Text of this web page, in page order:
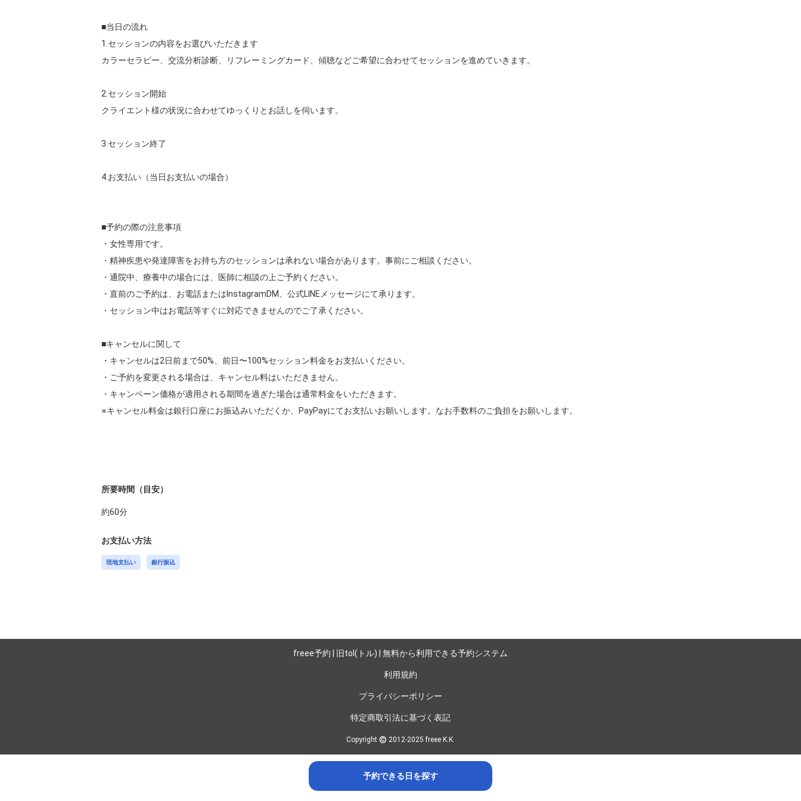
■当日の流れ
1.セッションの内容をお選びいただきます
カラーセラピー、交流分析診断、リフレーミングカード、傾聴などご希望に合わせてセッションを進めていきます。
2.セッション開始
クライエント様の状況に合わせてゆっくりとお話しを伺います。
3.セッション終了
4.お支払い（当日お支払いの場合）
■予約の際の注意事項
・女性専用です。
・精神疾患や発達障害をお持ち方のセッションは承れない場合があります。事前にご相談ください。
・通院中、療養中の場合には、医師に相談の上ご予約ください。
・直前のご予約は、お電話またはInstagramDM、公式LINEメッセージにて承ります。
・セッション中はお電話等すぐに対応できませんのでご了承ください。
■キャンセルに関して
・キャンセルは2日前まで50%、前日〜100%セッション料金をお支払いください。
・ご予約を変更される場合は、キャンセル料はいただきません。
・キャンペーン価格が適用される期間を過ぎた場合は通常料金をいただきます。
※キャンセル料金は銀行口座にお振込みいただくか、PayPayにてお支払いお願いします。なお手数料のご負担をお願いします。
所要時間（目安）
約60分
お支払い方法
現地支払い 銀行振込
予約できる日を探す
freee予約 | 旧tol(トル) | 無料から利用できる予約システム
利用規約
プライバシーポリシー
特定商取引法に基づく表記
Copyright © 2012-2025 freee K.K.